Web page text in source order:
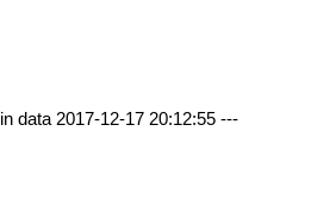
data 2017-12-17 20:12:55 ---